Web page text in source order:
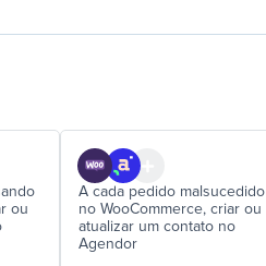
ou
A cada pedido malsucedido
no WooCommerce, criar ou
atualizar um contato no
Agendor